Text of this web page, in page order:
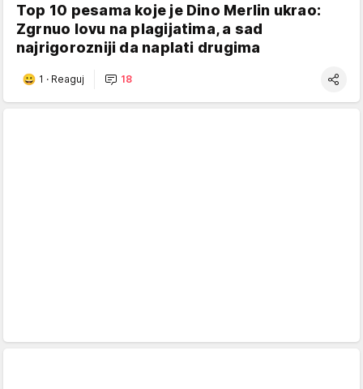
Top 10 pesama koje je Dino Merlin ukrao:
Zgrnuo lovu na plagijatima, a sad
najrigorozniji da naplati drugima
1 · Reaguj 18